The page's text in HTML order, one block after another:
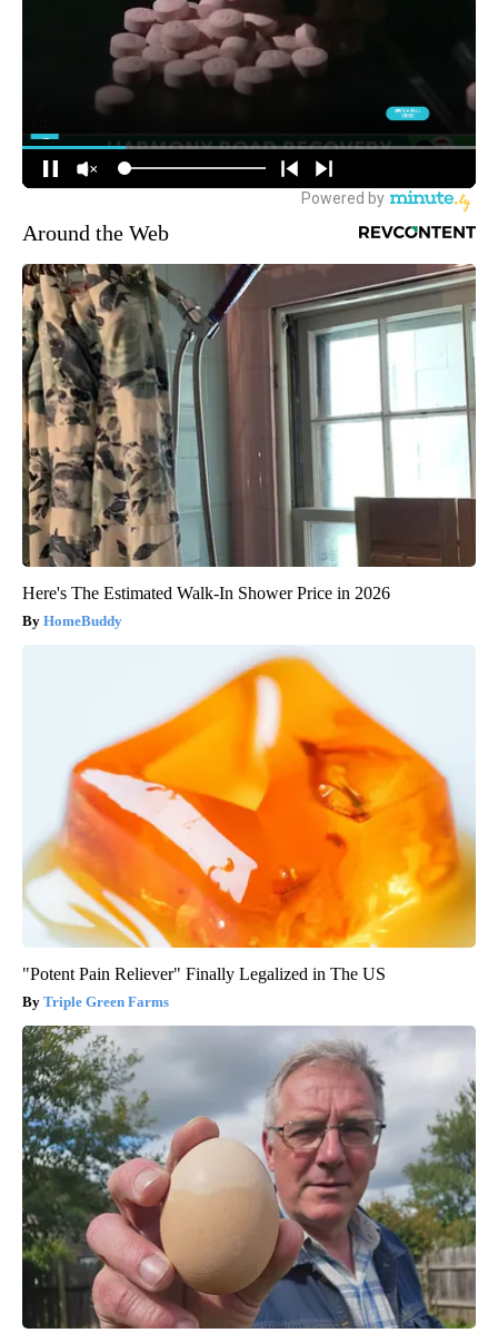
Around the Web
Here's The Estimated Walk-In Shower Price in 2026
HomeBuddy
"Potent Pain Reliever" Finally Legalized in The US
Triple Green Farms